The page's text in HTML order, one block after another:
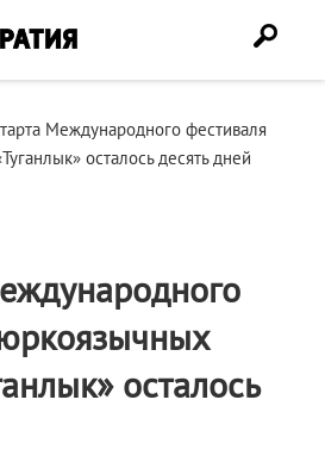
Международного фестиваля
осталось десять дней
осталось